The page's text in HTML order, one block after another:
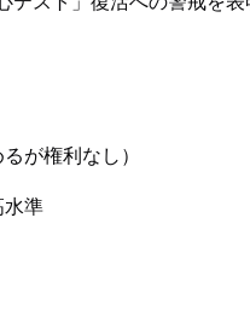
が権利なし）
水準